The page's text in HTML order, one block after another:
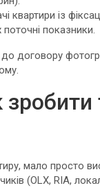
квартири із
поточні показники.
договору
мало просто
(OLX, RIA,